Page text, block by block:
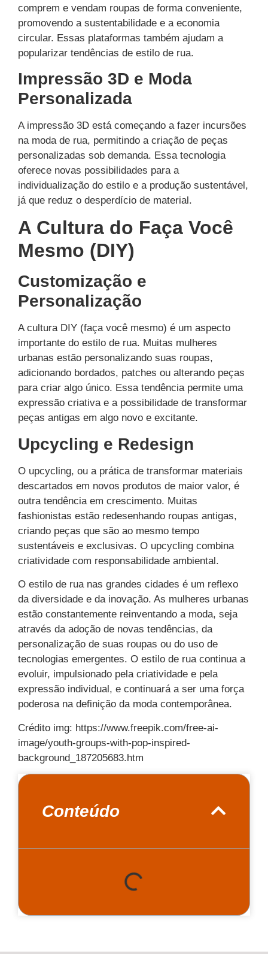
comprem e vendam roupas de forma conveniente,
promovendo a sustentabilidade e a economia
circular. Essas plataformas também ajudam a
popularizar tendências de estilo de rua.
Impressão 3D e Moda
Personalizada
A impressão 3D está começando a fazer incursões
na moda de rua, permitindo a criação de peças
personalizadas sob demanda. Essa tecnologia
oferece novas possibilidades para a
individualização do estilo e a produção sustentável,
já que reduz o desperdício de material.
A Cultura do Faça Você
Mesmo (DIY)
Customização e
Personalização
A cultura DIY (faça você mesmo) é um aspecto
importante do estilo de rua. Muitas mulheres
urbanas estão personalizando suas roupas,
adicionando bordados, patches ou alterando peças
para criar algo único. Essa tendência permite uma
expressão criativa e a possibilidade de transformar
peças antigas em algo novo e excitante.
Upcycling e Redesign
O upcycling, ou a prática de transformar materiais
descartados em novos produtos de maior valor, é
outra tendência em crescimento. Muitas
fashionistas estão redesenhando roupas antigas,
criando peças que são ao mesmo tempo
sustentáveis e exclusivas. O upcycling combina
criatividade com responsabilidade ambiental.
O estilo de rua nas grandes cidades é um reflexo
da diversidade e da inovação. As mulheres urbanas
estão constantemente reinventando a moda, seja
através da adoção de novas tendências, da
personalização de suas roupas ou do uso de
tecnologias emergentes. O estilo de rua continua a
evoluir, impulsionado pela criatividade e pela
expressão individual, e continuará a ser uma força
poderosa na definição da moda contemporânea.
Crédito img: https://www.freepik.com/free-ai-
image/youth-groups-with-pop-inspired-
background_187205683.htm
Conteúdo